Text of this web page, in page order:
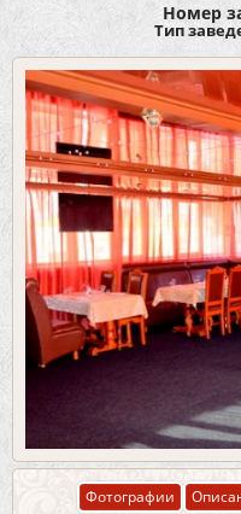
Номер
Тип
Фотографии